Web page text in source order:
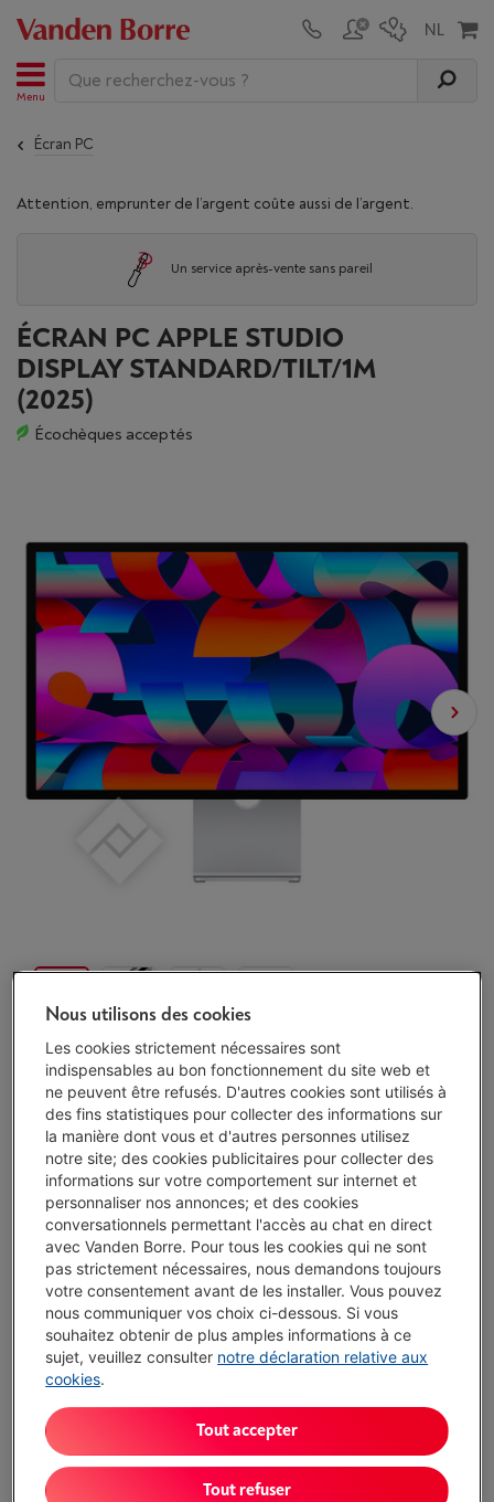
Menu
Écran PC
Attention, emprunter de l’argent coûte aussi de l’argent.
Un service après-vente sans pareil
ÉCRAN PC APPLE STUDIO
DISPLAY STANDARD/TILT/1M
(2025)
Écochèques acceptés
Exemple représentatif : OUVERTURE DE CRÉDIT À DURÉE INDÉTERMINÉE
de 1.500,00 EUR à un TAUX ANNUEL EFFECTIF GLOBAL de 14,50 % dont
0,02% du capital emprunté par mois de frais de carte (taux débiteur
VARIABLE de 14,23%), et un taux débiteur de 6,24%.
Protégez votre appareil avec nos services
5 ans de garantie avec Garantie Service Plus
2 ans de garantie Toujours inclus
Délai >3 sem.-Voir le stock
€ 1.698,85
Taux débiteur 6,24%, Coût du crédit € 113,63
J'achète
Nous utilisons des cookies
Les cookies strictement nécessaires sont
indispensables au bon fonctionnement du site web et
ne peuvent être refusés. D'autres cookies sont utilisés à
des fins statistiques pour collecter des informations sur
la manière dont vous et d'autres personnes utilisez
notre site; des cookies publicitaires pour collecter des
informations sur votre comportement sur internet et
personnaliser nos annonces; et des cookies
conversationnels permettant l'accès au chat en direct
avec Vanden Borre. Pour tous les cookies qui ne sont
pas strictement nécessaires, nous demandons toujours
votre consentement avant de les installer. Vous pouvez
nous communiquer vos choix ci-dessous. Si vous
souhaitez obtenir de plus amples informations à ce
sujet, veuillez consulter notre déclaration relative aux
cookies.
Tout refuser
Tout accepter